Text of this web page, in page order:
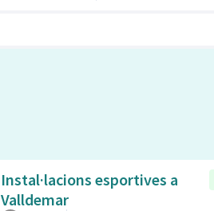
Instal·lacions esportives a
Valldemar